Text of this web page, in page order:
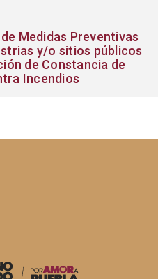
Medidas Preventivas
y/o sitios públicos
de Constancia de
Incendios